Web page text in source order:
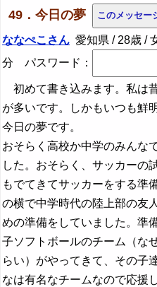
49．今日の夢
ななぺこさん 愛知県 / 28歳 /
分
パスワード：
初めて書き込みます。私は
が多いです。しかもいつも鮮
今日の夢です。
おそらく高校か中学のみんな
した。おそらく、サッカーの
もでてきてサッカーをする準
の横で中学時代の陸上部の友
めの準備をしていました。準
子ソフトボールのチーム（な
らい）がやってきて、その子
なは有名なチームなので応援